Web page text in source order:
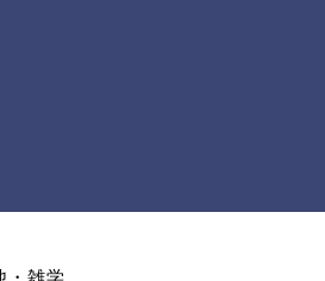
・雑学